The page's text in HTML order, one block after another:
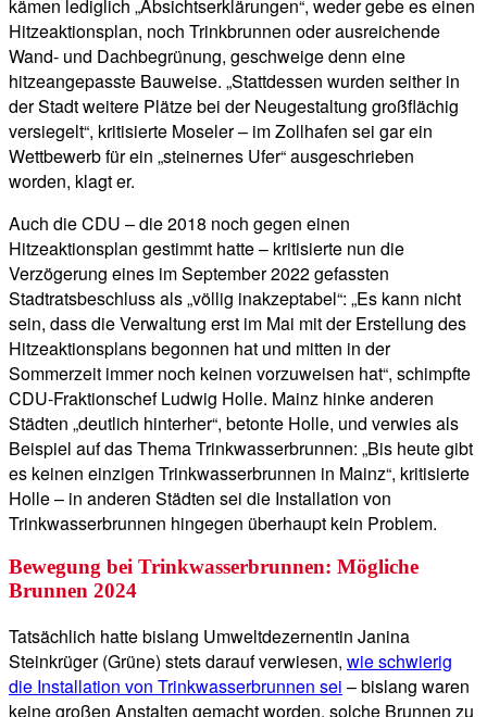
kämen lediglich „Absichtserklärungen“, weder gebe es einen
Hitzeaktionsplan, noch Trinkbrunnen oder ausreichende
Wand- und Dachbegrünung, geschweige denn eine
hitzeangepasste Bauweise. „Stattdessen wurden seither in
der Stadt weitere Plätze bei der Neugestaltung großflächig
versiegelt“, kritisierte Moseler – im Zollhafen sei gar ein
Wettbewerb für ein „steinernes Ufer“ ausgeschrieben
worden, klagt er.
Auch die CDU – die 2018 noch gegen einen
Hitzeaktionsplan gestimmt hatte – kritisierte nun die
Verzögerung eines im September 2022 gefassten
Stadtratsbeschluss als „völlig inakzeptabel“: „Es kann nicht
sein, dass die Verwaltung erst im Mai mit der Erstellung des
Hitzeaktionsplans begonnen hat und mitten in der
Sommerzeit immer noch keinen vorzuweisen hat“, schimpfte
CDU-Fraktionschef Ludwig Holle. Mainz hinke anderen
Städten „deutlich hinterher“, betonte Holle, und verwies als
Beispiel auf das Thema Trinkwasserbrunnen: „Bis heute gibt
es keinen einzigen Trinkwasserbrunnen in Mainz“, kritisierte
Holle – in anderen Städten sei die Installation von
Trinkwasserbrunnen hingegen überhaupt kein Problem.
Bewegung bei Trinkwasserbrunnen: Mögliche
Brunnen 2024
Tatsächlich hatte bislang Umweltdezernentin Janina
Steinkrüger (Grüne) stets darauf verwiesen, wie schwierig
die Installation von Trinkwasserbrunnen sei – bislang waren
keine großen Anstalten gemacht worden, solche Brunnen zu